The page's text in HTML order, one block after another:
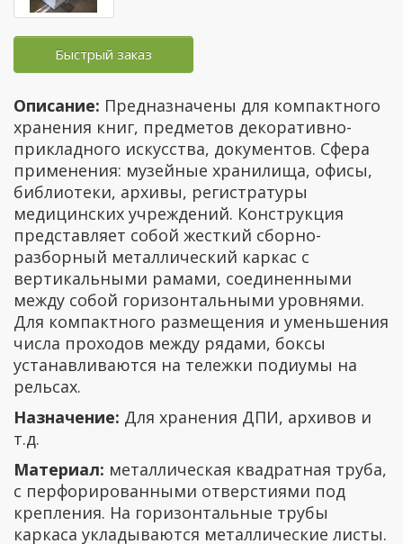
Быстрый заказ
Описание: Предназначены для компактного
хранения книг, предметов декоративно-
прикладного искусства, документов. Сфера
применения: музейные хранилища, офисы,
библиотеки, архивы, регистратуры
медицинских учреждений. Конструкция
представляет собой жесткий сборно-
разборный металлический каркас с
вертикальными рамами, соединенными
между собой горизонтальными уровнями.
Для компактного размещения и уменьшения
числа проходов между рядами, боксы
устанавливаются на тележки подиумы на
рельсах.
Назначение: Для хранения ДПИ, архивов и
т.д.
Материал: металлическая квадратная труба,
с перфорированными отверстиями под
крепления. На горизонтальные трубы
каркаса укладываются металлические листы.